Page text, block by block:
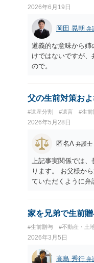
2026年6月19日
岡田 晃朝 弁
道義的な意味から姉
けではないですが
ので。
父の生前対策お
#遺産分割 #遺言 #生前
2026年5月28日
匿名A 弁護士
上記事実関係では
ります。 お父様か
ていただくように弁
家を兄弟で生前
#生前贈与 #不動産・土
2026年3月5日
高島 秀行 弁